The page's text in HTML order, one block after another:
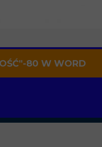
80 W WORD